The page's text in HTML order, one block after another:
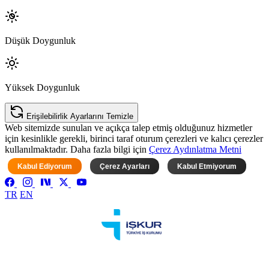
Düşük Doygunluk
Yüksek Doygunluk
Erişilebilirlik Ayarlarını Temizle
Web sitemizde sunulan ve açıkça talep etmiş olduğunuz hizmetler
için kesinlikle gerekli, birinci taraf oturum çerezleri ve kalıcı çerezler
kullanılmaktadır. Daha fazla bilgi için Çerez Aydınlatma Metni
Kabul Ediyorum Çerez Ayarları Kabul Etmiyorum
TR EN